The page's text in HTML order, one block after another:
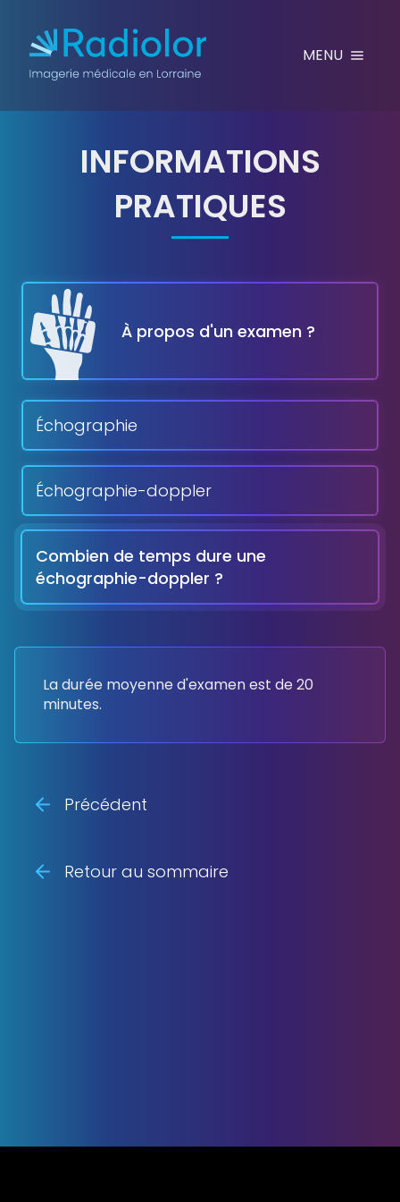
MENU
INFORMATIONS
PRATIQUES
À propos d'un examen ?
Échographie
Échographie-doppler
Combien de temps dure une
échographie-doppler ?
La durée moyenne d'examen est de 20
minutes.
Précédent
Retour au sommaire